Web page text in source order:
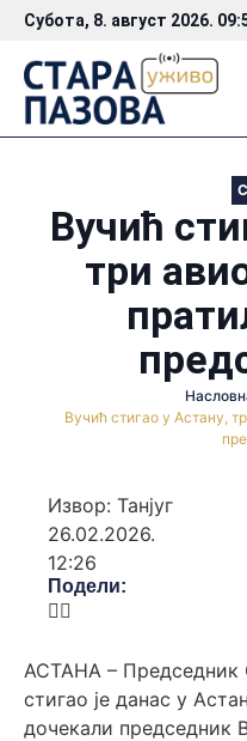
Субота, 8. август 2026.
Вучић
три
Вучић стигао у Астану,
Извор: Танјуг
26.02.2026.
12:26
Подели:
АСТАНА – Председник
стигао је данас у
дочекали председник